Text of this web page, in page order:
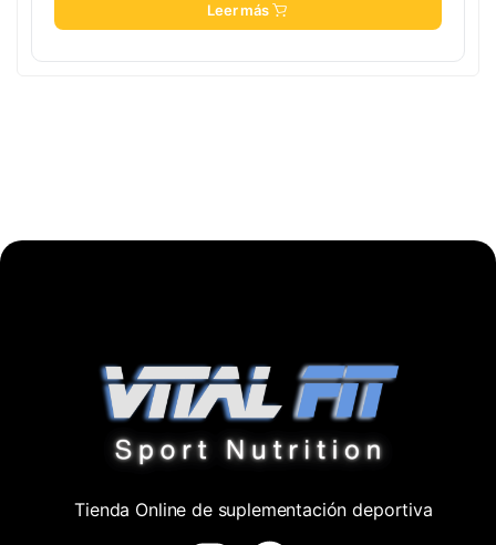
Leer más
Tienda Online de suplementación deportiva